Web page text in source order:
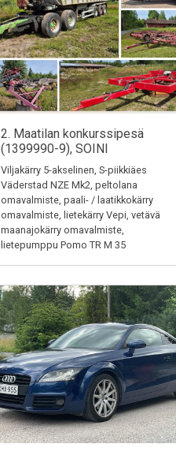
2. Maatilan konkurssipesä
(1399990-9), SOINI
Viljakärry 5-akselinen, S-piikkiäes
Väderstad NZE Mk2, peltolana
omavalmiste, paali- / laatikkokärry
omavalmiste, lietekärry Vepi, vetävä
maanajokärry omavalmiste,
lietepumppu Pomo TR M 35